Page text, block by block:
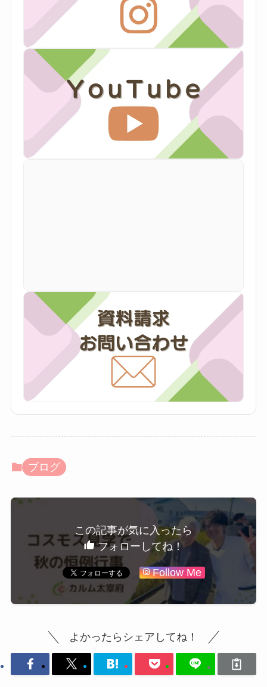
ブログ
この記事が気に入ったら
フォローしてね！
Follow Me
よかったらシェアしてね！